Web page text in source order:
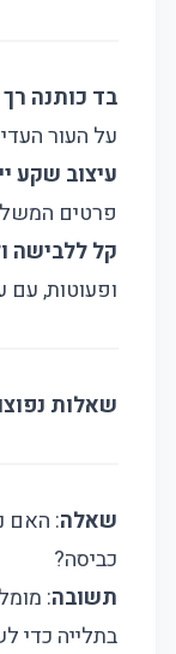
בד כותנה
על העור
עיצוב שקע
פרטים
קל ללבישה
ופעוטות, עם
שאלות
שאלה: האם
כביסה?
תשובה:
בתלייה כדי